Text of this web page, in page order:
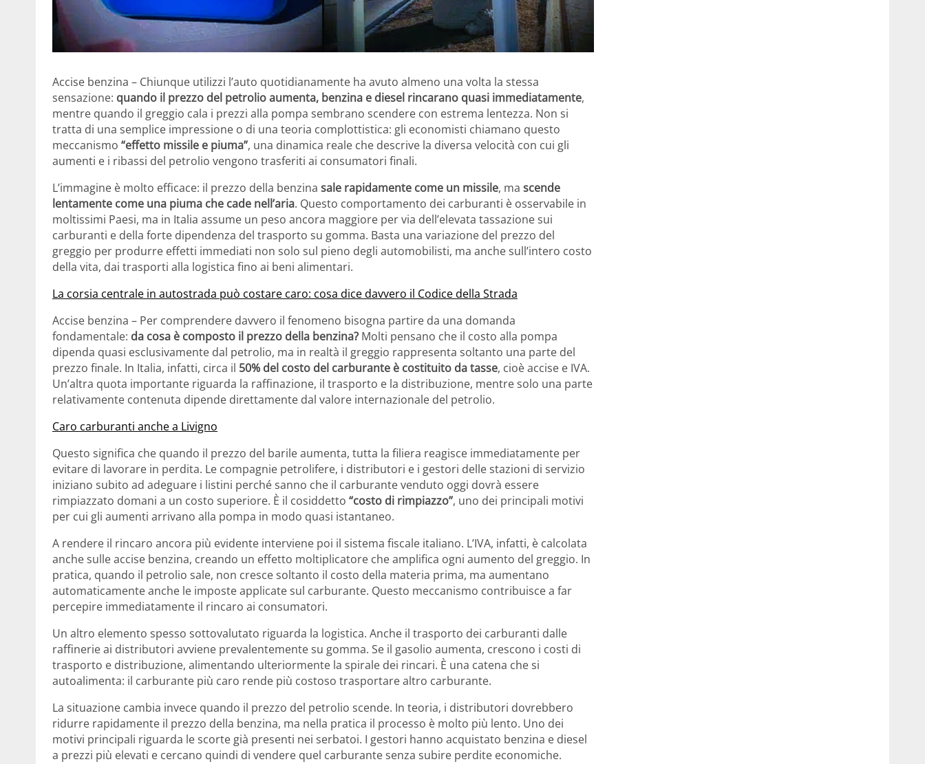
Accise benzina – Chiunque utilizzi l’auto quotidianamente ha avuto almeno una volta la stessa
sensazione: quando il prezzo del petrolio aumenta, benzina e diesel rincarano quasi immediatamente,
mentre quando il greggio cala i prezzi alla pompa sembrano scendere con estrema lentezza. Non si
tratta di una semplice impressione o di una teoria complottistica: gli economisti chiamano questo
meccanismo “effetto missile e piuma”, una dinamica reale che descrive la diversa velocità con cui gli
aumenti e i ribassi del petrolio vengono trasferiti ai consumatori finali.
L’immagine è molto efficace: il prezzo della benzina sale rapidamente come un missile, ma scende
lentamente come una piuma che cade nell’aria. Questo comportamento dei carburanti è osservabile in
moltissimi Paesi, ma in Italia assume un peso ancora maggiore per via dell’elevata tassazione sui
carburanti e della forte dipendenza del trasporto su gomma. Basta una variazione del prezzo del
greggio per produrre effetti immediati non solo sul pieno degli automobilisti, ma anche sull’intero costo
della vita, dai trasporti alla logistica fino ai beni alimentari.
La corsia centrale in autostrada può costare caro: cosa dice davvero il Codice della Strada
Accise benzina – Per comprendere davvero il fenomeno bisogna partire da una domanda
fondamentale: da cosa è composto il prezzo della benzina? Molti pensano che il costo alla pompa
dipenda quasi esclusivamente dal petrolio, ma in realtà il greggio rappresenta soltanto una parte del
prezzo finale. In Italia, infatti, circa il 50% del costo del carburante è costituito da tasse, cioè accise e IVA.
Un’altra quota importante riguarda la raffinazione, il trasporto e la distribuzione, mentre solo una parte
relativamente contenuta dipende direttamente dal valore internazionale del petrolio.
Caro carburanti anche a Livigno
Questo significa che quando il prezzo del barile aumenta, tutta la filiera reagisce immediatamente per
evitare di lavorare in perdita. Le compagnie petrolifere, i distributori e i gestori delle stazioni di servizio
iniziano subito ad adeguare i listini perché sanno che il carburante venduto oggi dovrà essere
rimpiazzato domani a un costo superiore. È il cosiddetto “costo di rimpiazzo”, uno dei principali motivi
per cui gli aumenti arrivano alla pompa in modo quasi istantaneo.
A rendere il rincaro ancora più evidente interviene poi il sistema fiscale italiano. L’IVA, infatti, è calcolata
anche sulle accise benzina, creando un effetto moltiplicatore che amplifica ogni aumento del greggio. In
pratica, quando il petrolio sale, non cresce soltanto il costo della materia prima, ma aumentano
automaticamente anche le imposte applicate sul carburante. Questo meccanismo contribuisce a far
percepire immediatamente il rincaro ai consumatori.
Un altro elemento spesso sottovalutato riguarda la logistica. Anche il trasporto dei carburanti dalle
raffinerie ai distributori avviene prevalentemente su gomma. Se il gasolio aumenta, crescono i costi di
trasporto e distribuzione, alimentando ulteriormente la spirale dei rincari. È una catena che si
autoalimenta: il carburante più caro rende più costoso trasportare altro carburante.
La situazione cambia invece quando il prezzo del petrolio scende. In teoria, i distributori dovrebbero
ridurre rapidamente il prezzo della benzina, ma nella pratica il processo è molto più lento. Uno dei
motivi principali riguarda le scorte già presenti nei serbatoi. I gestori hanno acquistato benzina e diesel
a prezzi più elevati e cercano quindi di vendere quel carburante senza subire perdite economiche.